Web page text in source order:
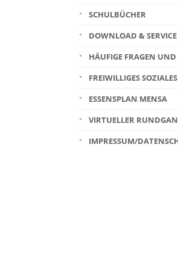
SCHULBÜCHER
DOWNLOAD & SERVICE
HÄUFIGE FRAGEN
FREIWILLIGES
ESSENSPLAN MENSA
VIRTUELLER
IMPRESSUM/